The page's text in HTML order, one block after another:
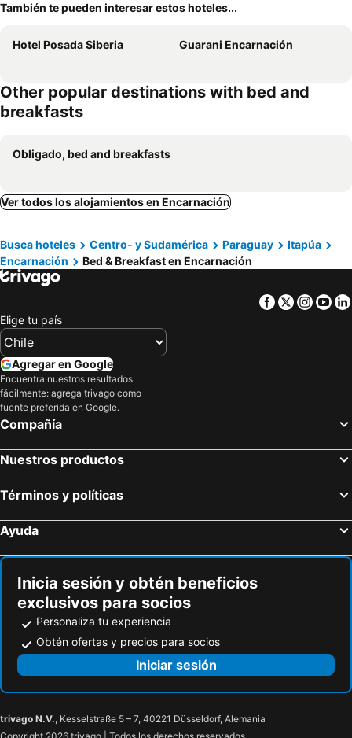
También te pueden interesar estos hoteles...
Hotel Posada Siberia Guarani Encarnación
Other popular destinations with bed and
breakfasts
Obligado, bed and breakfasts
Ver todos los alojamientos en Encarnación
Busca hoteles Centro- y Sudamérica Paraguay
Itapúa
Encarnación
Bed & Breakfast en Encarnación
Facebook
Twitter
Elige tu país
Agregar en Google
Encuentra nuestros resultados
fácilmente: agrega trivago como
fuente preferida en Google.
Compañía
Nuestros productos
Términos y políticas
Ayuda
Inicia sesión y obtén beneficios
exclusivos para socios
Personaliza tu experiencia
Obtén ofertas y precios para socios
Iniciar sesión
trivago N.V., Kesselstraße 5 – 7, 40221 Düsseldorf, Alemania